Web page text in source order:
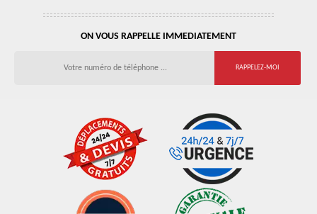
ON VOUS RAPPELLE IMMEDIATEMENT